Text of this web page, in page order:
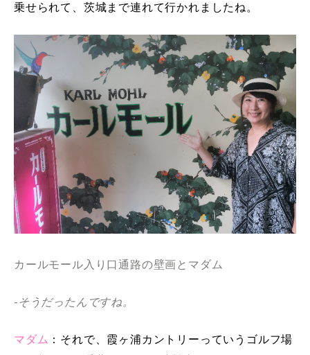
乗せられて、茨城まで連れて行かれましたね。
カールモール入り口通路の壁画とマダム
-そうだったんですね。
マダム ：それで、霞ヶ浦カントリーっていうゴルフ場